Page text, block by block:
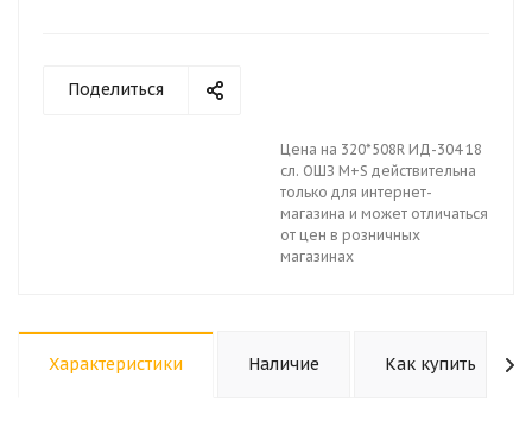
Поделиться
Цена на 320*508R ИД-304 18
сл. ОШЗ M+S действительна
только для интернет-
магазина и может отличаться
от цен в розничных
магазинах
Характеристики Наличие Как купить